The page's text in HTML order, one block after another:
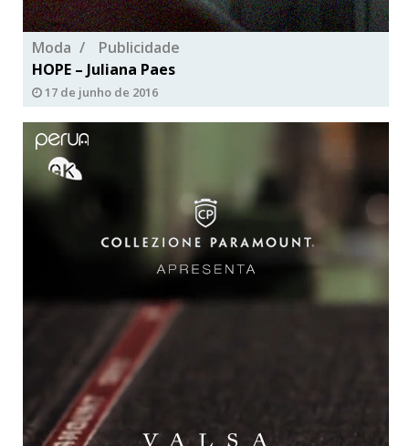
Moda
Publicidade
HOPE – Juliana Paes
17 de junho de 2016